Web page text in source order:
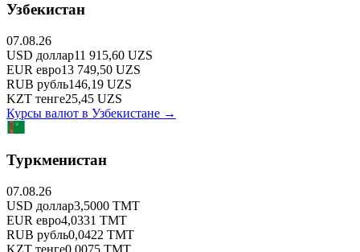
Узбекистан
07.08.26
USD доллар11 915,60 UZS
EUR евро13 749,50 UZS
RUB рубль146,19 UZS
KZT тенге25,45 UZS
Курсы валют в Узбекистане →
Туркменистан
07.08.26
USD доллар3,5000 TMT
EUR евро4,0331 TMT
RUB рубль0,0422 TMT